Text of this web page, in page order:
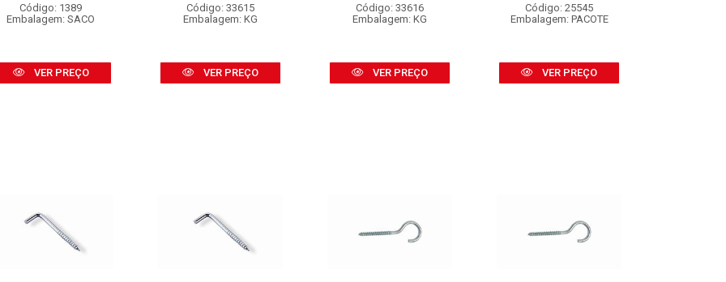
Código: 1389
Embalagem: SACO
VER PREÇO
Código: 33615
Embalagem: KG
VER PREÇO
Código: 33616
Embalagem: KG
VER PREÇO
Código: 25545
Embalagem: PACOTE
VER PREÇO